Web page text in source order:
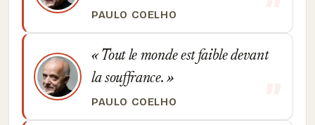
PAULO COELHO
Tout le monde est faible devant
la souffrance.
PAULO COELHO